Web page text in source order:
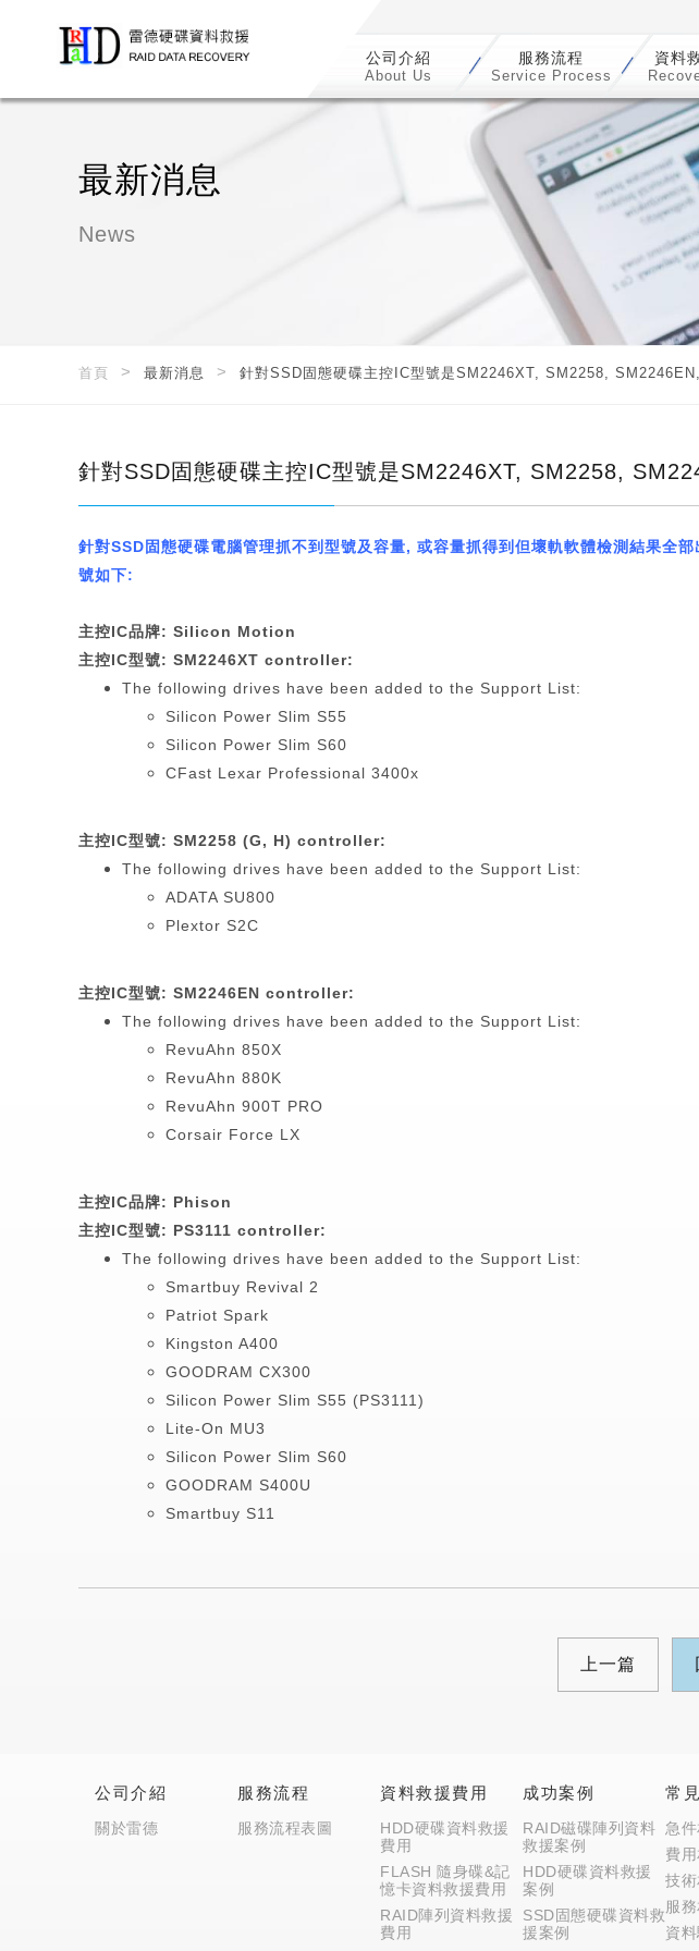
公司介紹
About Us
服務流程
Service Process
資料
最新消息
News
首頁 最新消息 針對SSD固態硬碟主控IC型號是SM2246XT, SM2258,
針對SSD固態硬碟主控IC型號是SM2246XT, SM2258,
針對SSD固態硬碟電腦管理抓不到型號及容量, 或容量抓得到但壞軌軟體檢測結果全部
號如下:
主控IC品牌: Silicon Motion
主控IC型號: SM2246XT controller:
The following drives have been added to the Support List:
Silicon Power Slim S55
Silicon Power Slim S60
CFast Lexar Professional 3400x
主控IC型號: SM2258 (G, H) controller:
The following drives have been added to the Support List:
ADATA SU800
Plextor S2C
主控IC型號: SM2246EN controller:
The following drives have been added to the Support List:
RevuAhn 850X
RevuAhn 880K
RevuAhn 900T PRO
Corsair Force LX
主控IC品牌: Phison
主控IC型號: PS3111 controller:
The following drives have been added to the Support List:
Smartbuy Revival 2
Patriot Spark
Kingston A400
GOODRAM CX300
Silicon Power Slim S55 (PS3111)
Lite-On MU3
Silicon Power Slim S60
GOODRAM S400U
Smartbuy S11
上一篇
公司介紹
關於雷德
服務流程
服務流程表圖
資料救援費用
HDD硬碟資料救援
費用
FLASH 隨身碟&記
憶卡資料救援費用
RAID陣列資料救援
費用
成功案例
RAID磁碟陣列資料
救援案例
HDD硬碟資料救援
案例
SSD固態硬碟資料救
援案例
常
急
費
技
服
資